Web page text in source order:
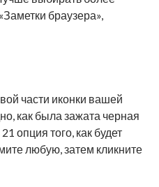
браузера»,
части иконки вашей
как была зажата черная
опция того, как будет
любую, затем кликните